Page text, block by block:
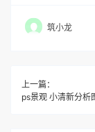
筑小龙
上一篇：
ps景观 小清新分析